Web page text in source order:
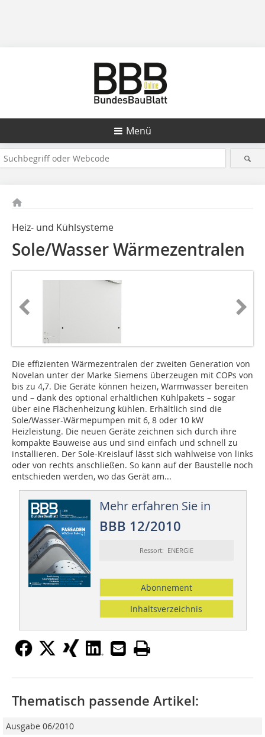
Menü
Heiz- und Kühlsysteme
Sole/Wasser Wärmezentralen
Die effizienten Wärmezentralen der zweiten Generation von
Novelan unter der Marke Siemens überzeugen mit COPs von
bis zu 4,7. Die Geräte können heizen, Warmwasser bereiten
und – dank des optional erhältlichen Kühlpakets – sogar
über eine Flächenheizung kühlen. Erhältlich sind die
Sole/Wasser-Wärmepumpen mit 6, 8 oder 10 kW
Heizleistung. Die neuen Geräte zeichnen sich durch ihre
kompakte Bauweise aus und sind einfach und schnell zu
installieren. Der Sole-Kreislauf lässt sich wahlweise von links
oder von rechts anschließen. So kann auf der Baustelle noch
entschieden werden, wo das Gerät am...
Mehr erfahren Sie in
BBB 12/2010
Ressort: ENERGIE
Abonnement
Inhaltsverzeichnis
Thematisch passende Artikel:
Ausgabe 06/2010